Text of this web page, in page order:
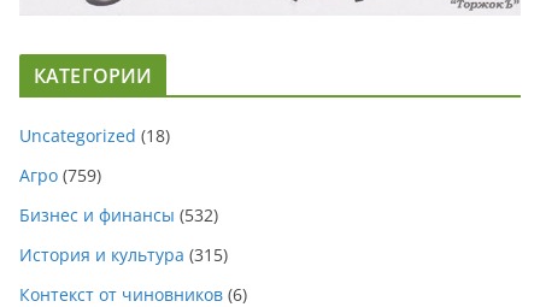
КАТЕГОРИИ
Uncategorized (18)
Агро (759)
Бизнес и финансы (532)
История и культура (315)
Контекст от чиновников (6)